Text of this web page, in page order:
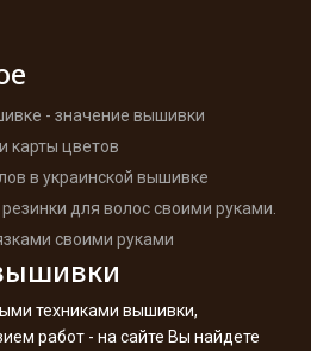
- значение вышивки
карты цветов
в украинской вышивке
для волос своими руками.
своими руками
техниками вышивки,
работ - на сайте Вы найдете